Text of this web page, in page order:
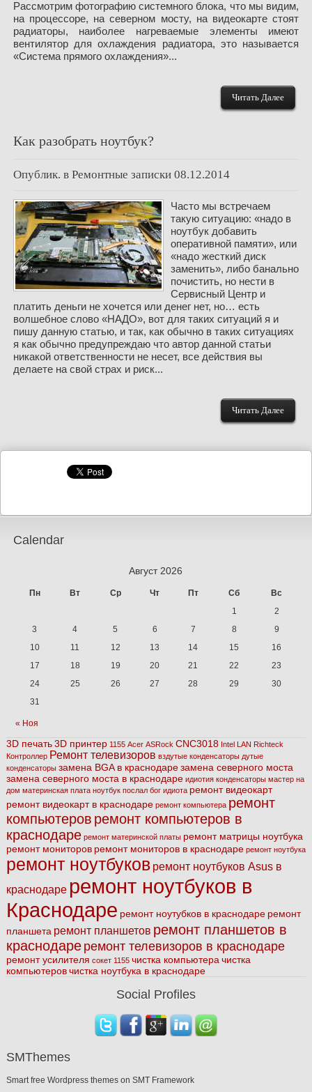
Рассмотрим фотографию системного блока, что мы видим,
на процессоре, на северном мосту, на видеокарте стоят
радиаторы, наиболее нагреваемые элементы имеют
вентилятор для охлаждения радиатора, это называется
«Система прямого охлаждения»...
Читать Далее
Как разобрать ноутбук?
Опублик. в Ремонтные записки 08.12.2014
Часто мы встречаем
такую ситуацию: «надо в
ноутбук добавить
оперативной памяти», или
«надо жесткий диск
заменить», либо банально
почистить, но нести в
Сервисный Центр и
платить деньги не хочется или денег нет, но… есть
волшебное слово «НАДО», вот для таких ситуаций я и
пишу данную статью, и так, как обычно в таких ситуациях
я как обычно предупреждаю что автор данной статьи
никакой ответственности не несет, все действия вы
делаете на свой страх и риск...
Читать Далее
Calendar
Август 2026
Пн Вт Ср Чт Пт Сб Вс
« Ноя
1
2
3
4 5 6 7 8
9
10
11 12 13 14 15
16
17
18 19 20 21 22
23
24
25 26 27 28 29
30
31
3D печать3D принтер 1155 Acer ASRock CNC3018 Intel LAN Richteck
Контроллер Ремонт телевизоров вздутые конденсаторы дутые
конденсаторы замена BGA в краснодарезамена северного моста
замена северного моста в краснодаре идиотия конденсаторы мастер на
дом материнская плата ноутбук послал бог идиота ремонт видеокарт
ремонт видеокарт в краснодаре ремонт компьютера ремонт
компьютеров ремонт компьютеров в
краснодаре ремонт материнской платы ремонт матрицы ноутбука
ремонт мониторов ремонт мониторов в краснодаре ремонт ноутбука
ремонт ноутбуков ремонт ноутбуков Asus в
краснодаре ремонт ноутбуков в
Краснодаре ремонт ноутубков в краснодаре ремонт
планшета ремонт планшетов ремонт планшетов в
краснодареремонт телевизоров в краснодаре
ремонт усилителя сокет 1155 чистка компьютера чистка
компьютеровчистка ноутбука в краснодаре
Social Profiles
SMThemes
Smart free Wordpress themes on SMT Framework